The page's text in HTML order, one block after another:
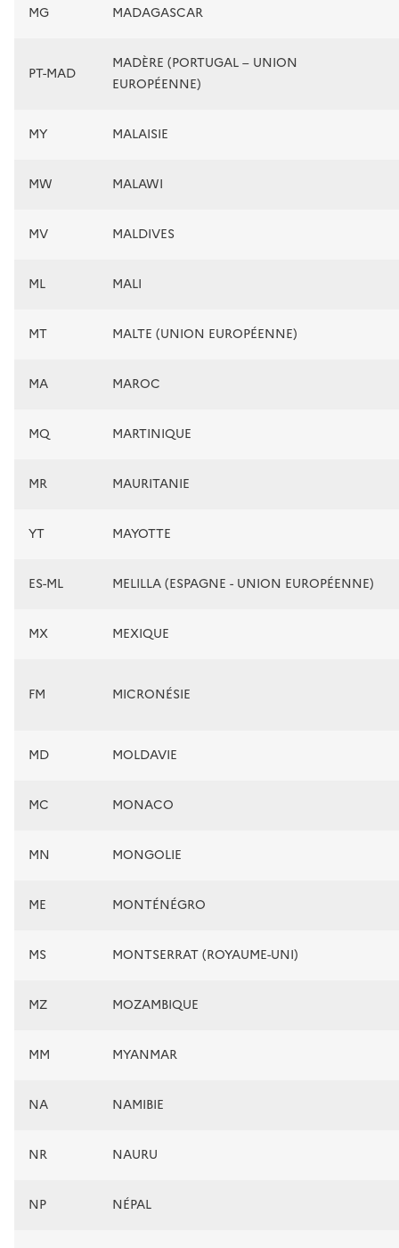
MG MADAGASCAR
PT-MAD
MADÈRE (PORTUGAL – UNION
EUROPÉENNE)
MY MALAISIE
MW MALAWI
MV MALDIVES
ML MALI
MT MALTE (UNION EUROPÉENNE)
MA MAROC
MQ MARTINIQUE
MR MAURITANIE
YT MAYOTTE
ES-ML MELILLA (ESPAGNE - UNION EUROPÉENNE)
MX MEXIQUE
FM MICRONÉSIE
MD MOLDAVIE
MC MONACO
MN MONGOLIE
ME MONTÉNÉGRO
MS MONTSERRAT (ROYAUME-UNI)
MZ MOZAMBIQUE
MM MYANMAR
NA NAMIBIE
NR NAURU
NP NÉPAL